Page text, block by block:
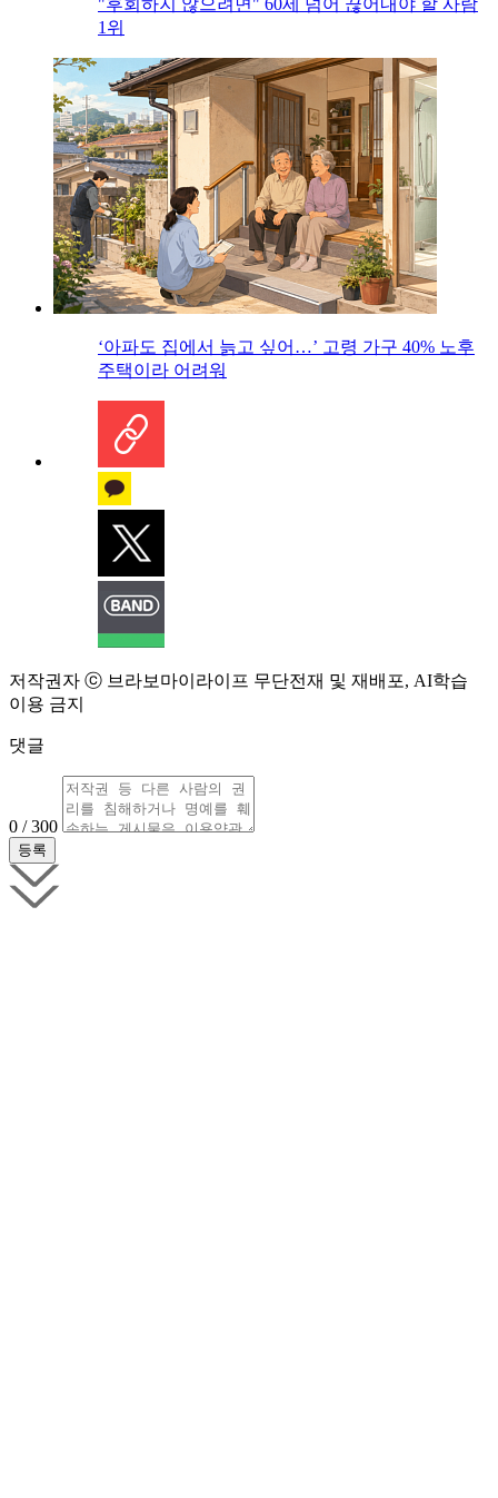
"후회하지 않으려면" 60세 넘어 끊어내야 할 사람
1위
‘아파도 집에서 늙고 싶어…’ 고령 가구 40% 노후
주택이라 어려워
저작권자 ⓒ 브라보마이라이프 무단전재 및 재배포, AI학습
이용 금지
댓글
0 / 300